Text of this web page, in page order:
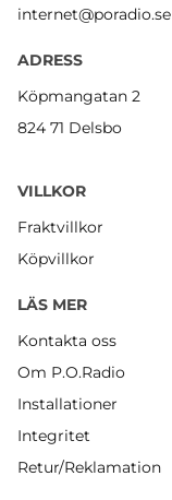
internet@poradio.se
ADRESS
Köpmangatan 2
824 71 Delsbo
VILLKOR
Fraktvillkor
Köpvillkor
LÄS MER
Kontakta oss
Om P.O.Radio
Installationer
Integritet
Retur/Reklamation